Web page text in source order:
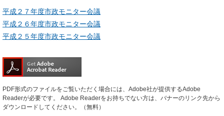
平成２７年度市政モニター会議
平成２６年度市政モニター会議
平成２５年度市政モニター会議
PDF形式のファイルをご覧いただく場合には、Adobe社が提供するAdobe
Readerが必要です。
Adobe Readerをお持ちでない方は、バナーのリンク先から
ダウンロードしてください。（無料）